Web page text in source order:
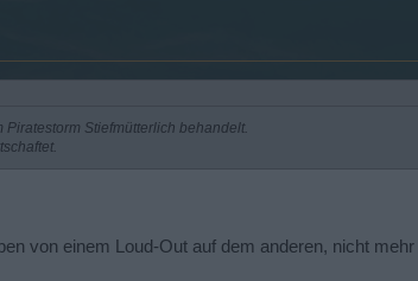
Stiefmütterlich behandelt.
von einem Loud-Out auf dem anderen, nicht